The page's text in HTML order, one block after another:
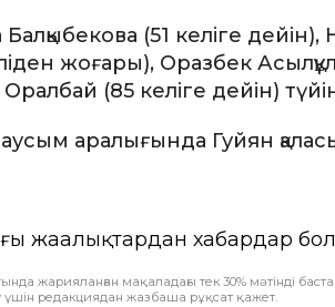
Балқыбекова (51 келіге
жоғары), Оразбек
(85 келіге дейін)
аралығында Гуйян
жаңалықтардан хабардар
жарияланған мақаладағы тек 30% мәтінді
редакциядан жазбаша рұқсат қажет.